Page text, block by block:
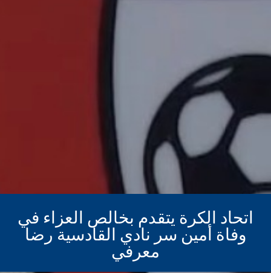
اتحاد الكرة يتقدم بخالص العزاء في
وفاة أمين سر نادي القادسية رضا
معرفي